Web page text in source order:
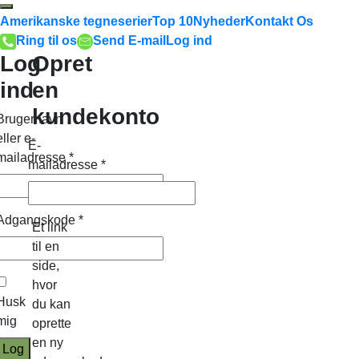
Amerikanske tegneserierTop 10NyhederKontakt Os
Ring til os
Send E-mail Log ind
Log
ind
e-
*
*
Log
Opret
en
kundekonto
E-
mailadresse *
Et link
til en
side,
hvor
du kan
oprette
en ny